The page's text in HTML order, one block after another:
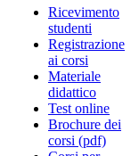
Ricevimento
studenti
Registrazione
ai corsi
Materiale
didattico
Test online
Brochure dei
corsi (pdf)